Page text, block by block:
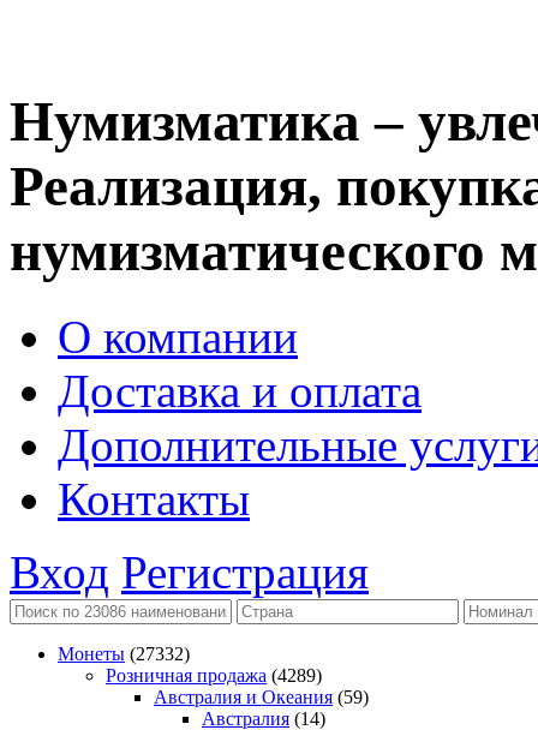
Нумизматика –
Реализация,
нумизматического
О компании
Доставка и оплата
Дополнительные
Контакты
Вход Регистрация
Монеты (27332)
Розничная продажа (4289)
Австралия и Океания (59)
Австралия (14)